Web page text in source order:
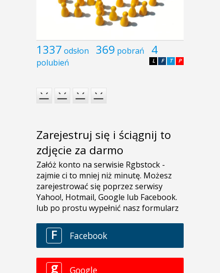
1337 odsłon 369 pobrań 4
polubień P
T
F
L
Zarejestruj się i ściągnij to
zdjęcie za darmo